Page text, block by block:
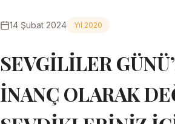
14 Şubat 2024 Yıl 2020
SEVGİLİLER
İNANÇ OLARAK